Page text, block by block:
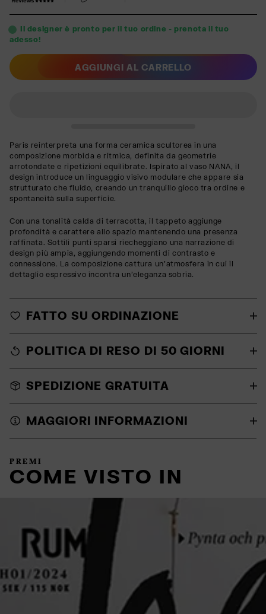
Il designer è pronto per il tuo ordine - prenota il tuo
adesso!
AGGIUNGI AL CARRELLO
Paris reinterpreta una forma ceramica scultorea in una
composizione morbida e ritmica, definita da geometrie
arrotondate e ripetizioni equilibrate. Ispirato al vaso NANA, il
design introduce un linguaggio visivo modulare che appare sia
strutturato che fluido, creando un tranquillo gioco tra ordine e
spontaneità sulla superficie.
Con una tonalità calda di terracotta, il tappeto aggiunge
profondità e carattere allo spazio mantenendo una presenza
raffinata. Sottili punti sparsi riecheggiano una narrazione di
design più ampia, aggiungendo momenti di contrasto e
connessione. La composizione cattura un'atmosfera in cui il
dettaglio espressivo incontra un'eleganza sobria.
FATTO SU ORDINAZIONE
POLITICA DI RESO DI 50 GIORNI
SPEDIZIONE GRATUITA
MAGGIORI INFORMAZIONI
PREMI
COME VISTO IN